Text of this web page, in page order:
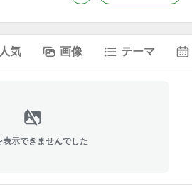
人気 画像 テーマ
表示できませんでした